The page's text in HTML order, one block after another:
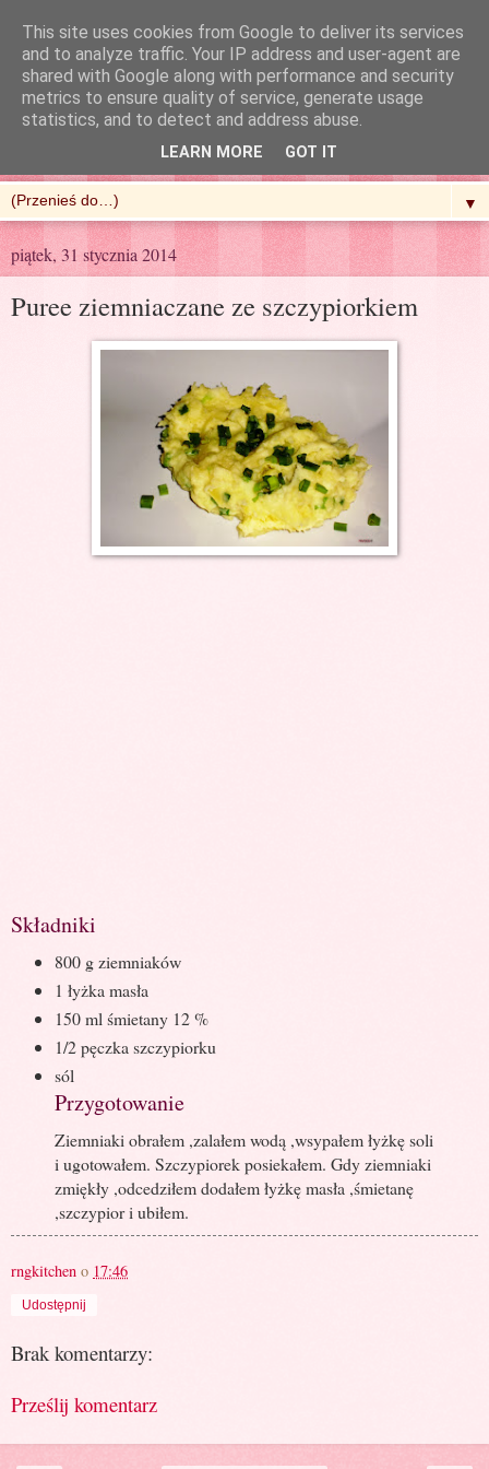
R'n'G Kitchen
▼
piątek, 31 stycznia 2014
Puree ziemniaczane ze szczypiorkiem
Składniki
800 g ziemniaków
1 łyżka masła
150 ml śmietany 12 %
1/2 pęczka szczypiorku
sól
Przygotowanie
Ziemniaki obrałem ,zalałem wodą ,wsypałem łyżkę soli
i ugotowałem. Szczypiorek posiekałem. Gdy ziemniaki
zmiękły ,odcedziłem dodałem łyżkę masła ,śmietanę
,szczypior i ubiłem.
rngkitchen o 17:46
Udostępnij
Brak komentarzy:
Prześlij komentarz
This site uses cookies from Google to deliver its services
and to analyze traffic. Your IP address and user-agent are
shared with Google along with performance and security
metrics to ensure quality of service, generate usage
statistics, and to detect and address abuse.
LEARN MORE GOT IT